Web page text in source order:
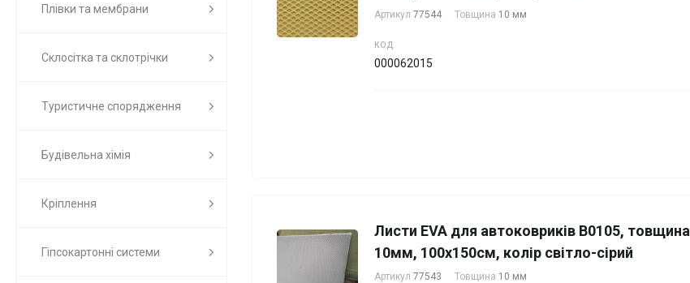
Плівки та мембрани
Склосітка та склотрічки
Туристичне спорядження
Будівельна хімія
Кріплення
Гіпсокартонні системи
Артикул 77544 Товщина 10 мм
КОД
000062015
Листи EVA для автоковриків B0105, товщина
10мм, 100х150см, колір світло-сірий
Артикул 77543 Товщина 10 мм